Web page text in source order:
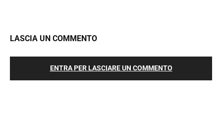
LASCIA UN COMMENTO
ENTRA PER LASCIARE UN COMMENTO